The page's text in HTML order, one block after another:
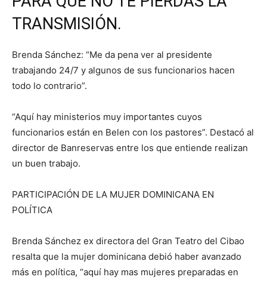
TRANSMISIÓN.
Brenda Sánchez: “Me da pena ver al presidente
trabajando 24/7 y algunos de sus funcionarios hacen
todo lo contrario”.
“Aquí hay ministerios muy importantes cuyos
funcionarios están en Belen con los pastores”. Destacó al
director de Banreservas entre los que entiende realizan
un buen trabajo.
PARTICIPACIÓN DE LA MUJER DOMINICANA EN
POLÍTICA
Brenda Sánchez ex directora del Gran Teatro del Cibao
resalta que la mujer dominicana debió haber avanzado
más en política, “aquí hay mas mujeres preparadas en